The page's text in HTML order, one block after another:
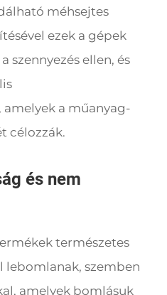
méhsejtes
ezek a gépek
szennyezés ellen, és
amelyek a műanyag-
célozzák.
és nem
természetes
lebomlanak, szemben
amelyek bomlásuk